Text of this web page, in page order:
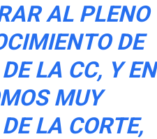
AL PLENO
DE
LA CC, Y EN
MUY
LA CORTE,